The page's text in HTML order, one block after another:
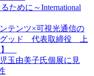
ために～International
テンツ×可視光通信の
グッド 代表取締役 上
】
児玉由美子氏個展に見